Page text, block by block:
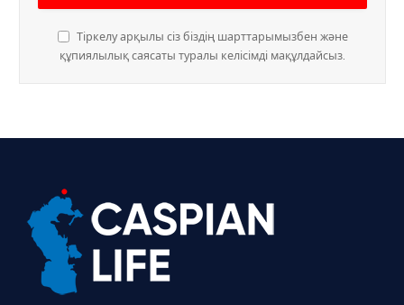
Тіркелу арқылы сіз біздің шарттарымызбен және
құпиялылық саясаты туралы келісімді мақұлдайсыз.